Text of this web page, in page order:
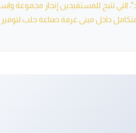
التي تتيح للمستفيدين إنجاز مجموعة
داخل مبنى غرفة صناعة حلب لتوفير